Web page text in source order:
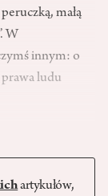
małą
W
innym: o
ludu
artykułów,